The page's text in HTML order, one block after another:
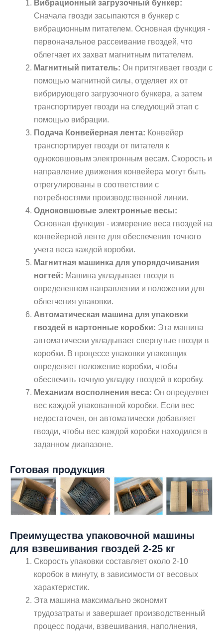
Вибрационный загрузочный бункер:
Сначала гвозди засыпаются в бункер с
вибрационным питателем. Основная функция -
первоначальное рассеивание гвоздей, что
облегчает их захват магнитным питателем.
Магнитный питатель: Он притягивает гвозди с
помощью магнитной силы, отделяет их от
вибрирующего загрузочного бункера, а затем
транспортирует гвозди на следующий этап с
помощью вибрации.
Подача Конвейерная лента: Конвейер
транспортирует гвозди от питателя к
одноковшовым электронным весам. Скорость и
направление движения конвейера могут быть
отрегулированы в соответствии с
потребностями производственной линии.
Одноковшовые электронные весы:
Основная функция - измерение веса гвоздей на
конвейерной ленте для обеспечения точного
учета веса каждой коробки.
Магнитная машинка для упорядочивания
ногтей: Машина укладывает гвозди в
определенном направлении и положении для
облегчения упаковки.
Автоматическая машина для упаковки
гвоздей в картонные коробки: Эта машина
автоматически укладывает свернутые гвозди в
коробки. В процессе упаковки упаковщик
определяет положение коробки, чтобы
обеспечить точную укладку гвоздей в коробку.
Механизм восполнения веса: Он определяет
вес каждой упакованной коробки. Если вес
недостаточен, он автоматически добавляет
гвозди, чтобы вес каждой коробки находился в
заданном диапазоне.
Готовая продукция
Преимущества упаковочной машины
для взвешивания гвоздей 2-25 кг
Скорость упаковки составляет около 2-10
коробок в минуту, в зависимости от весовых
характеристик.
Эта машина максимально экономит
трудозатраты и завершает производственный
процесс подачи, взвешивания, наполнения,